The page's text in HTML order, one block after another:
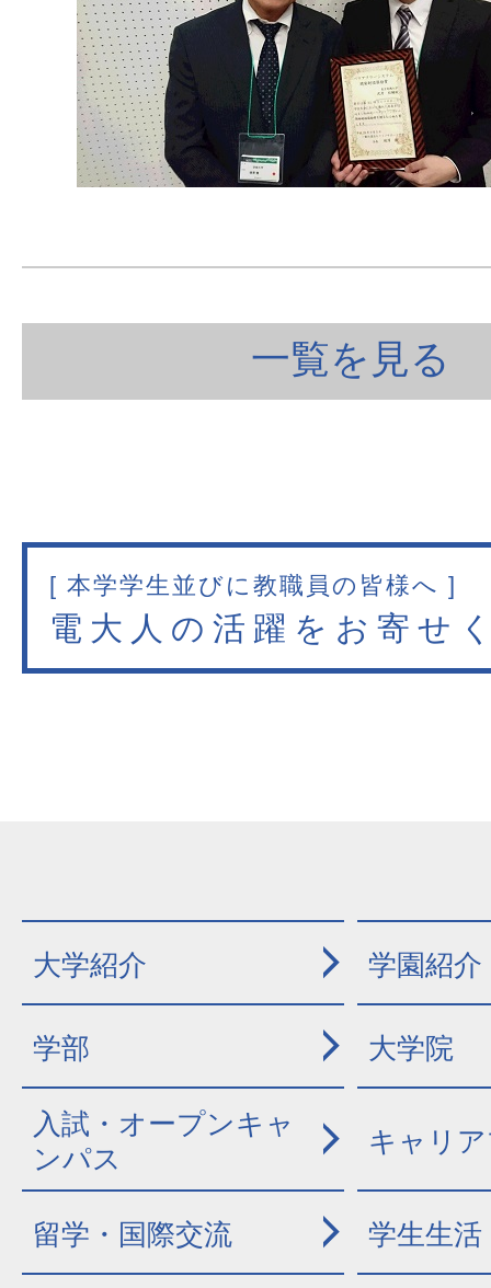
一覧を見る
[ 本学学生並びに教職員の皆様へ ]
電大人の活躍をお寄せ
大学紹介 学園紹介
学部 大学院
入試・オープンキャ
ンパス
キャリ
留学・国際交流 学生生活